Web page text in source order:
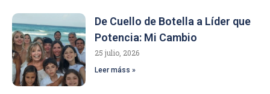
De Cuello de Botella a Líder que
Potencia: Mi Cambio
25 julio, 2026
Leer máss »